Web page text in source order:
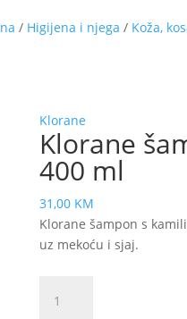
/ Higijena i njega / Koža,
Klorane
Klorane
400 ml
31,00 KM
Klorane šampon s
uz mekoću i sjaj.
šampon